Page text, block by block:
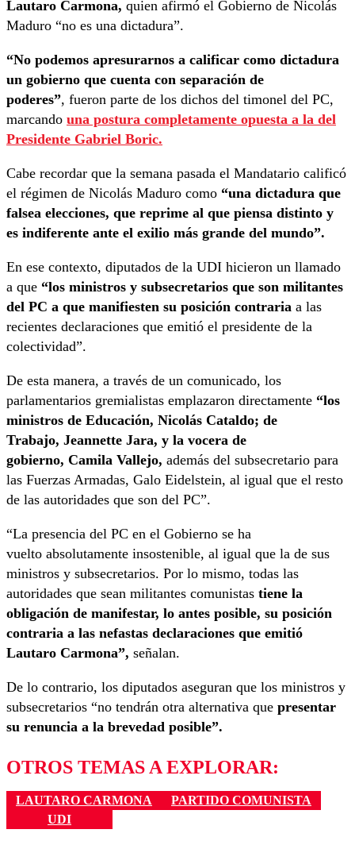
Lautaro Carmona, quien afirmó el Gobierno de Nicolás
Maduro “no es una dictadura”.
“No podemos apresurarnos a calificar como dictadura
un gobierno que cuenta con separación de
poderes”, fueron parte de los dichos del timonel del PC,
marcando una postura completamente opuesta a la del
Presidente Gabriel Boric.
Cabe recordar que la semana pasada el Mandatario calificó
el régimen de Nicolás Maduro como “una dictadura que
falsea elecciones, que reprime al que piensa distinto y
es indiferente ante el exilio más grande del mundo”.
En ese contexto, diputados de la UDI hicieron un llamado
a que “los ministros y subsecretarios que son militantes
del PC a que manifiesten su posición contraria a las
recientes declaraciones que emitió el presidente de la
colectividad”.
De esta manera, a través de un comunicado, los
parlamentarios gremialistas emplazaron directamente “los
ministros de Educación, Nicolás Cataldo; de
Trabajo, Jeannette Jara, y la vocera de
gobierno, Camila Vallejo, además del subsecretario para
las Fuerzas Armadas, Galo Eidelstein, al igual que el resto
de las autoridades que son del PC”.
“La presencia del PC en el Gobierno se ha
vuelto absolutamente insostenible, al igual que la de sus
ministros y subsecretarios. Por lo mismo, todas las
autoridades que sean militantes comunistas tiene la
obligación de manifestar, lo antes posible, su posición
contraria a las nefastas declaraciones que emitió
Lautaro Carmona”, señalan.
De lo contrario, los diputados aseguran que los ministros y
subsecretarios “no tendrán otra alternativa que presentar
su renuncia a la brevedad posible”.
OTROS TEMAS A EXPLORAR:
LAUTARO CARMONA
PARTIDO COMUNISTA
UDI